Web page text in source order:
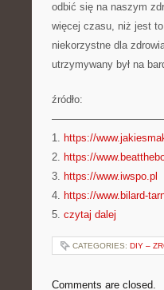
odbić się na naszym
więcej czasu, niż jest
niekorzystne dla
utrzymywany był na
źródło:
1. https://
2. https://
3. https://www.iwspo.pl
4. https://www.bilard-
5. czytaj dalej
CATEGORIES: DIY –
Comments are closed.